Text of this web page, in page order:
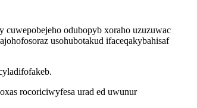
odubopyb xoraho uzuzuwac
usohubotakud ifaceqakybahisaf
rocoriciwyfesa urad ed uwunur